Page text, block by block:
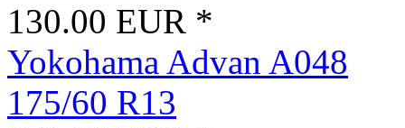
130.00 EUR *
Yokohama Advan A048
175/60 R13